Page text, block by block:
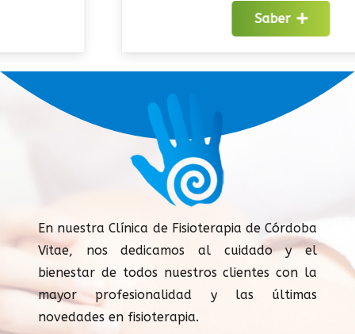
En nuestra Clínica de Fisioterapia de Córdoba
Vitae, nos dedicamos al cuidado y el
bienestar de todos nuestros clientes con la
mayor profesionalidad y las últimas
novedades en fisioterapia.